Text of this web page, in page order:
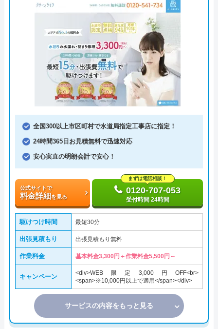
全国300以上市区町村で水道局指定工事店に指定！
24時間365日お見積無料で迅速対応
安心実直の明朗会計で安心！
公式サイトで
料金詳細を見る
まずは電話相談！
0120-707-053
受付時間 24時間
駆けつけ時間 最短30分
出張見積もり 出張見積もり無料
作業料金 基本料金3,300円＋作業料金5,500円～
キャンペーン
<div>WEB限定3,000円OFF<br>
<span>※10,000円以上で適用</span></div>
サービスの内容をもっと見る